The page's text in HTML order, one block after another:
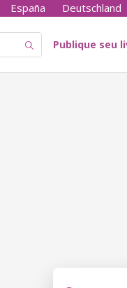
España Deutschland
Publique seu